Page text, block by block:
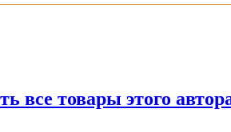
все товары этого